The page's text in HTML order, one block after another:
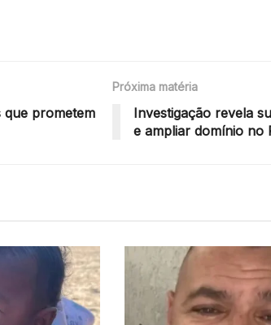
que prometem
Próxima matéria
Investigação revela
e ampliar domínio no